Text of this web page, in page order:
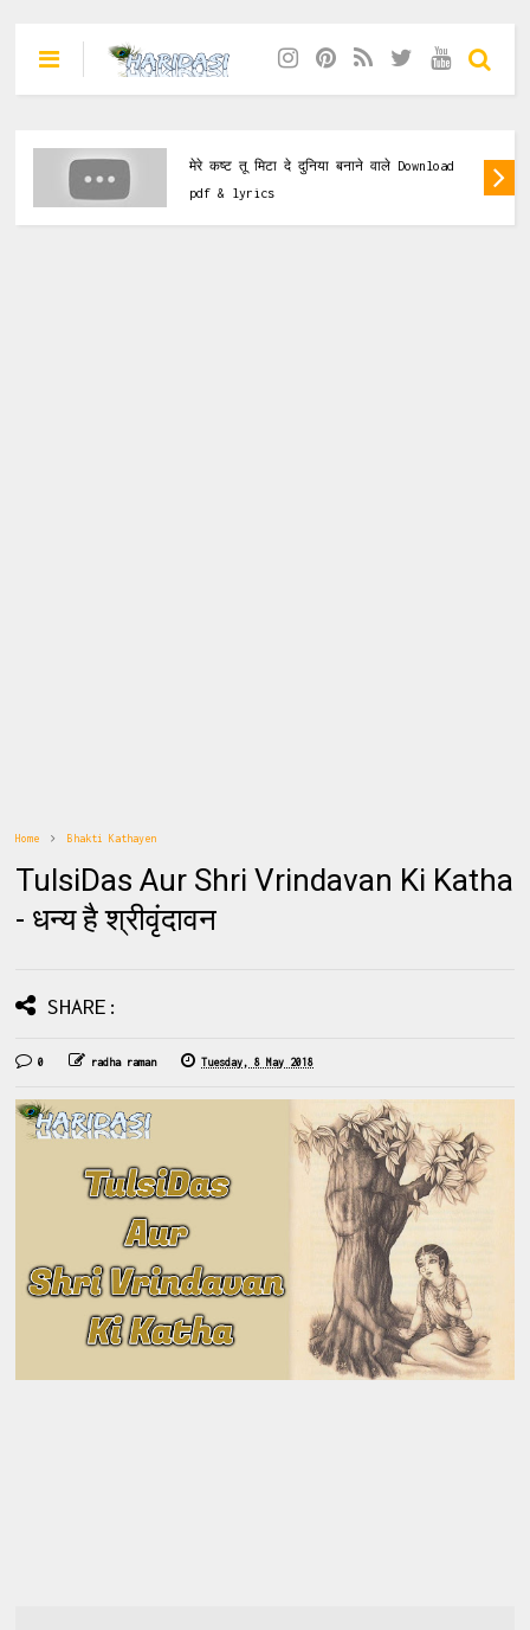
मेरे कष्ट तू मिटा दे दुनिया बनाने वाले Download
pdf & lyrics
Home Bhakti Kathayen
TulsiDas Aur Shri Vrindavan Ki Katha
- धन्य है श्रीवृंदावन
SHARE:
0 radha raman Tuesday, 8 May 2018